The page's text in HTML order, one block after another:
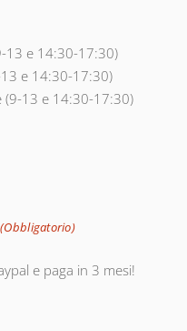
13 e 14:30-17:30)
e 14:30-17:30)
13 e 14:30-17:30)
(Obbligatorio)
e paga in 3 mesi!